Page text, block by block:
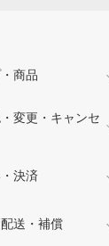
商品
変更・キャンセ
決済
送・補償